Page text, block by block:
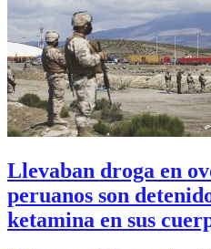
Llevaban droga en
peruanos son
ketamina en sus